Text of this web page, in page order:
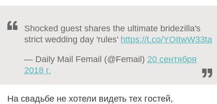
Shocked guest shares the ultimate bridezilla's
strict wedding day 'rules' https://t.co/YOItwW33ta
— Daily Mail Femail (@Femail) 20 сентября
2018 г.
На свадьбе не хотели видеть тех гостей,